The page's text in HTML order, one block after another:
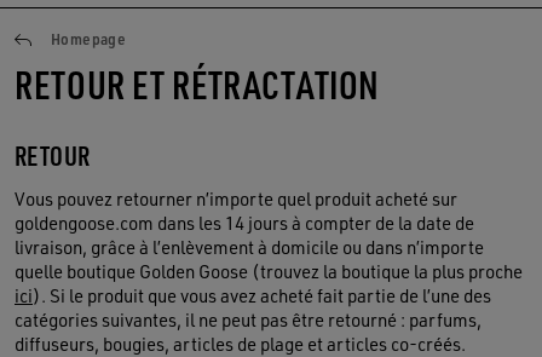
de
pageHomepage
Retours
RETOUR ET RÉTRACTATION
RETOUR
Vous pouvez retourner n’importe quel produit acheté sur
goldengoose.com dans les 14 jours à compter de la date de
livraison, grâce à l’enlèvement à domicile ou dans n’importe
quelle boutique Golden Goose (trouvez la boutique la plus proche
ici). Si le produit que vous avez acheté fait partie de l’une des
catégories suivantes, il ne peut pas être retourné : parfums,
diffuseurs, bougies, articles de plage et articles co-créés.